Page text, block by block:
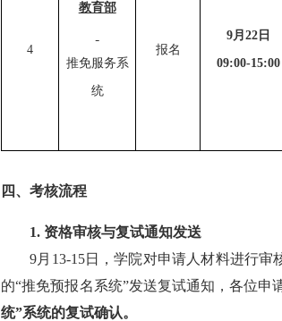
4
教育部
推免服务系
统
报名
9月 22日
09:00-15:00
四、考核流程
1. 资格审核与复试通知发送
9月 13-15日 ，学院对申请人材料进行审
的“推免预报名系统”发送复试通知，各位申
统”系统的复试确认。